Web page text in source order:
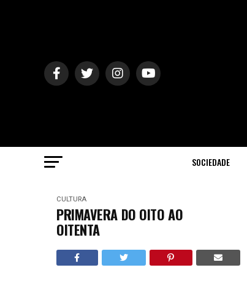
SOCIEDADE
CULTURA
PRIMAVERA DO OITO AO
OITENTA